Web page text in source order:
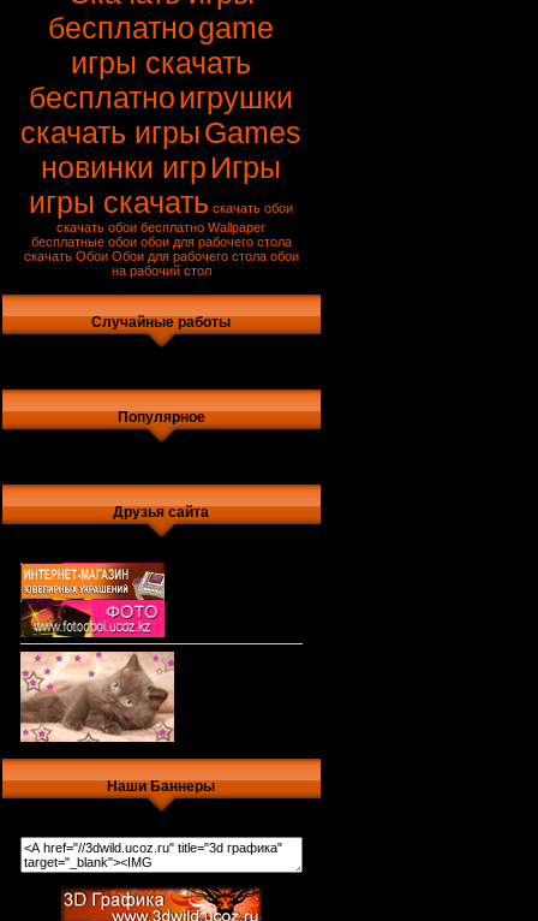
бесплатноgame
игры скачать
бесплатноигрушки
скачать игрыGames
новинки игр Игры
игры скачать скачать обои
скачать обои бесплатно Wallpaper
бесплатные обои обои для рабочего стола
скачать Обои Обои для рабочего стола обои
на рабочий стол
Случайные работы
Популярное
Друзья сайта
Наши Баннеры